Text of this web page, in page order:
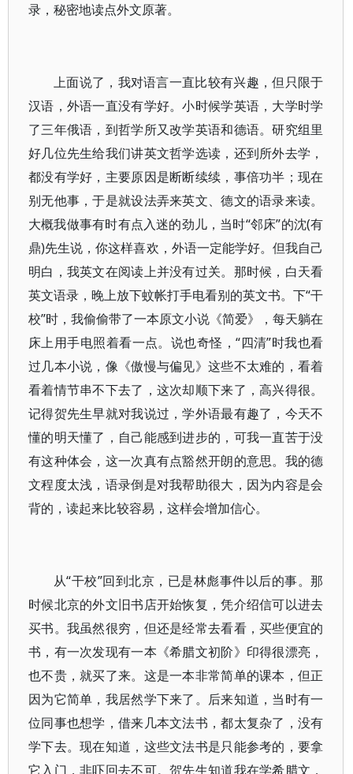
录，秘密地读点外文原著。
上面说了，我对语言一直比较有兴趣，但只限于
汉语，外语一直没有学好。小时候学英语，大学时学
了三年俄语，到哲学所又改学英语和德语。研究组里
好几位先生给我们讲英文哲学选读，还到所外去学，
都没有学好，主要原因是断断续续，事倍功半；现在
别无他事，于是就设法弄来英文、德文的语录来读。
大概我做事有时有点入迷的劲儿，当时“邻床”的沈(有
鼎)先生说，你这样喜欢，外语一定能学好。但我自己
明白，我英文在阅读上并没有过关。那时候，白天看
英文语录，晚上放下蚊帐打手电看别的英文书。下“干
校”时，我偷偷带了一本原文小说《简爱》，每天躺在
床上用手电照着看一点。说也奇怪，“四清”时我也看
过几本小说，像《傲慢与偏见》这些不太难的，看着
看着情节串不下去了，这次却顺下来了，高兴得很。
记得贺先生早就对我说过，学外语最有趣了，今天不
懂的明天懂了，自己能感到进步的，可我一直苦于没
有这种体会，这一次真有点豁然开朗的意思。我的德
文程度太浅，语录倒是对我帮助很大，因为内容是会
背的，读起来比较容易，这样会增加信心。
从“干校”回到北京，已是林彪事件以后的事。那
时候北京的外文旧书店开始恢复，凭介绍信可以进去
买书。我虽然很穷，但还是经常去看看，买些便宜的
书，有一次发现有一本《希腊文初阶》印得很漂亮，
也不贵，就买了来。这是一本非常简单的课本，但正
因为它简单，我居然学下来了。后来知道，当时有一
位同事也想学，借来几本文法书，都太复杂了，没有
学下去。现在知道，这些文法书是只能参考的，要拿
它入门，非吓回去不可。贺先生知道我在学希腊文，